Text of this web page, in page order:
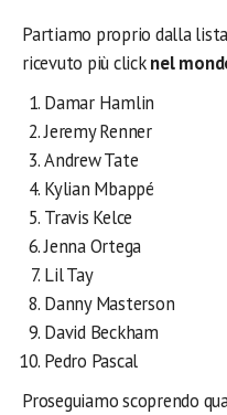
Partiamo proprio dalla
ricevuto più clicknel
Damar Hamlin
Jeremy Renner
Andrew Tate
Kylian Mbappé
Travis Kelce
Jenna Ortega
Lil Tay
Danny Masterson
David Beckham
Pedro Pascal
Proseguiamo scoprendo